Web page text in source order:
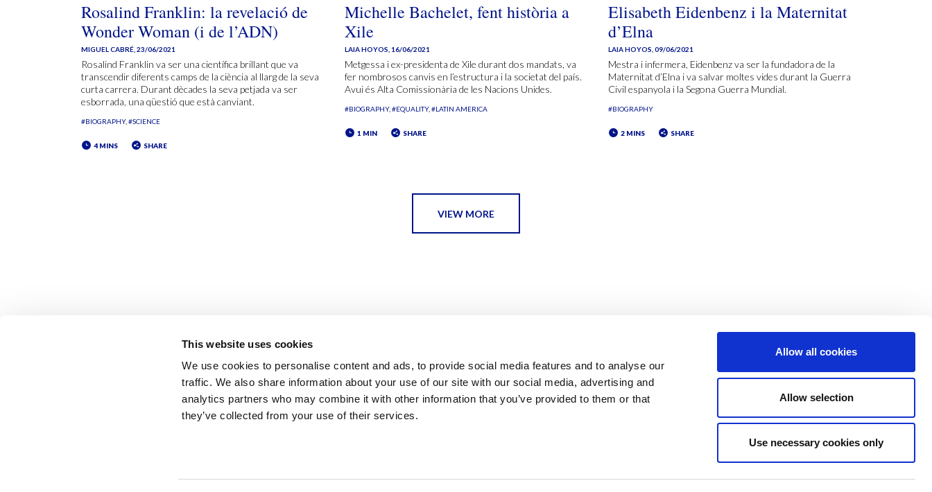
This website uses cookies
We use cookies to personalise content and ads, to provide social media features and to analyse our
traffic. We also share information about your use of our site with our social media, advertising and
analytics partners who may combine it with other information that you’ve provided to them or that
they’ve collected from your use of their services.
Allow all cookies
Allow selection
Use necessary cookies only
Rosalind Franklin: la revelació de
Wonder Woman (i de l’ADN)
MIGUEL CABRÉ,23/06/2021
Rosalind Franklin va ser una científica brillant que va
transcendir diferents camps de la ciència al llarg de la seva
curta carrera. Durant dècades la seva petjada va ser
esborrada, una qüestió que està canviant.
#BIOGRAPHY #SCIENCE
4 MINS SHARE
Michelle Bachelet, fent història a
Xile
LAIA HOYOS, 16/06/2021
Metgessa i ex-presidenta de Xile durant dos mandats, va
fer nombrosos canvis en l’estructura i la societat del país.
Avui és Alta Comissionària de les Nacions Unides.
#BIOGRAPHY #EQUALITY #LATIN AMERICA
1 MIN SHARE
Elisabeth Eidenbenz i la Maternitat
d’Elna
LAIA HOYOS,09/06/2021
Mestra i infermera, Eidenbenz va ser la fundadora de la
Maternitat d’Elna i va salvar moltes vides durant la Guerra
Civil espanyola i la Segona Guerra Mundial.
#BIOGRAPHY
2 MINS SHARE
VIEW MORE